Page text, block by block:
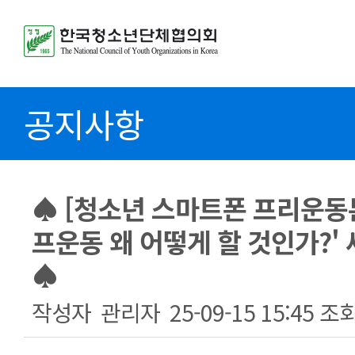
공지사항
♠ [청소년 스마트폰 프리운
프운동 왜 어떻게 할 것인가?'
♠
작성자 관리자 25-09-15 15:45 조